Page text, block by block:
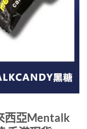
西亞Mentalk